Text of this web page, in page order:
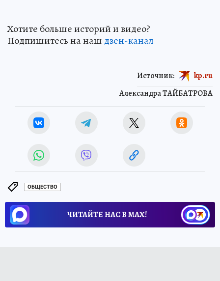
Хотите больше историй и видео?
Подпишитесь на наш дзен-канал
Александра ТАЙБАТРОВА
Источник: kp.ru
ОБЩЕСТВО
ЧИТАЙТЕ НАС В МАХ!